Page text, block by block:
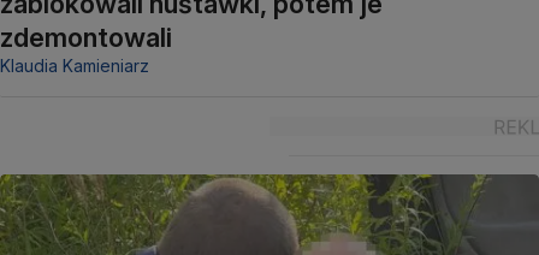
zdemontowali
Klaudia Kamieniarz